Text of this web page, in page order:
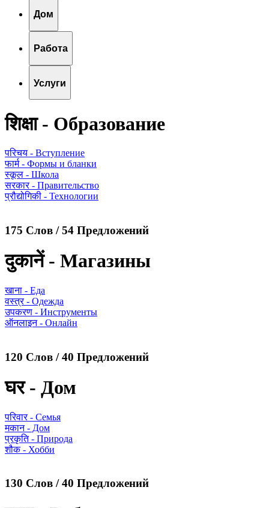
Дом
Работа
Услуги
शिक्षा - Образование
परिचय - Вступление
फार्म - Формы и бланки
स्कूल - Школа
सरकार - Правительство
प्रौद्योगिकी - Технологии
175 Слов / 54 Предложений
दुकानें - Магазины
खाना - Еда
वस्त्र - Одежда
उपकरण - Инструменты
ऑनलाइन - Онлайн
120 Слов / 40 Предложений
घर - Дом
परिवार - Семья
मकान - Дом
प्रकृति - Природа
शौक - Хобби
130 Слов / 40 Предложений